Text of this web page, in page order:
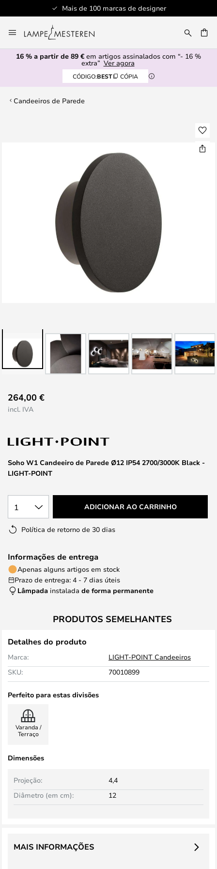
Mais de 100 marcas de designer
para
o
Conteúdo
16 % a partir de 89 € em artigos assinalados com “- 16 %
extra” Ver agora
CÓDIGO:BEST CÓPIA
Candeeiros de Parede
para
da
Galeria
de
imagens
Soho W1 Candeeiro de Parede Ø12 IP54 2700/3000K Black -
LIGHT-POINT
264,00 €
incl. IVA
1 ADICIONAR AO CARRINHO
Política de retorno de 30 dias
Informações de entrega
Apenas alguns artigos em stock
Prazo de entrega: 4 - 7 dias úteis
Lâmpada instalada de forma permanente
PRODUTOS SEMELHANTES
Detalhes do produto
Marca:
LIGHT-POINT Candeeiros
SKU:
70010899
Perfeito para estas divisões
Varanda /
Terraço
Dimensões
Projeção:
4,4
Diâmetro (em cm):
12
MAIS INFORMAÇÕES